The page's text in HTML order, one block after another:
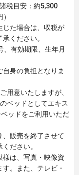
税目安：約5,300
じた場合は、収税が
ください。
、有効期限、生年月
身の負担となりま
用意いたしますが、
ベッドとしてエキス
ッドをご利用いただ
、販売を終了させて
ださい。
は、写真・映像資
。また、テレビ・